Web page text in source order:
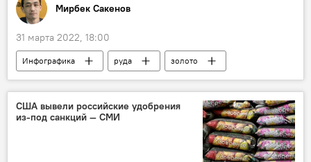
Мирбек Сакенов
31 марта 2022, 18:00
Инфографика руда
золото
концентрат
экспорт Кыргызстан
США вывели российские удобрения
из-под санкций — СМИ